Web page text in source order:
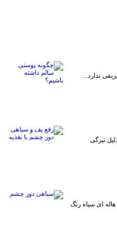
ندارد…
تیرگی
ای سیاه رنگ